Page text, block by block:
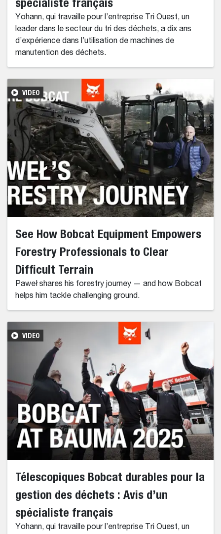
Yohann, qui travaille pour l’entreprise Tri Ouest, un
leader dans le secteur du tri des déchets, a dix ans
d’expérience dans l’utilisation de machines de
manutention des déchets.
VIDEO
See How Bobcat Equipment Empowers
Forestry Professionals to Clear
Difficult Terrain
Paweł shares his forestry journey — and how Bobcat
helps him tackle challenging ground.
VIDEO
Télescopiques Bobcat durables pour la
gestion des déchets : Avis d’un
spécialiste français
Yohann, qui travaille pour l’entreprise Tri Ouest, un